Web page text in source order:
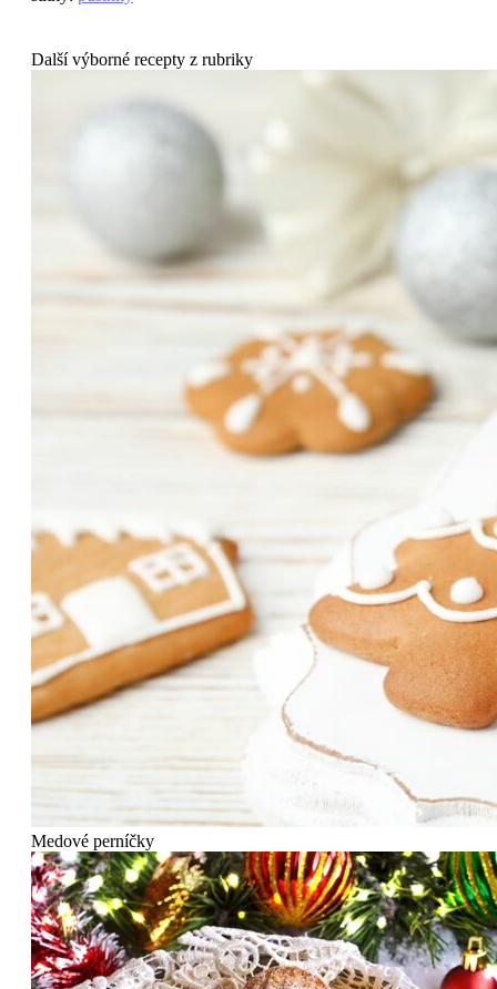
Další výborné recepty z rubriky
Medové perníčky